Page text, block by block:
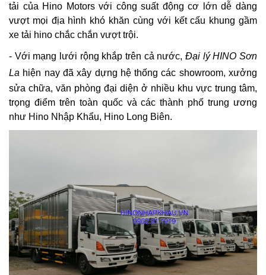
tải của Hino Motors với công suất động cơ lớn dễ dàng
vượt mọi địa hình khó khăn cùng với kết cấu khung gầm
xe tải hino chắc chắn vượt trội.
- Với mạng lưới rộng khắp trên cả nước, Đại lý HINO Sơn
La hiện nay đã xây dựng hệ thống các showroom, xưởng
sửa chữa, văn phòng đại diện ở nhiều khu vực trung tâm,
trọng điểm trên toàn quốc và các thành phố trung ương
như Hino Nhập Khẩu, Hino Long Biên.